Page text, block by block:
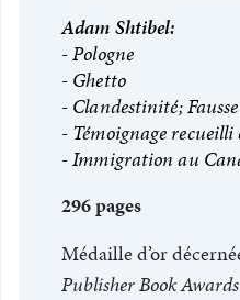
Adam Shtibel:
Pologne
Ghetto
Clandestinité;
Témoignage recueilli
Immigration au
296 pages
Médaille d’or
Publisher Book Awards